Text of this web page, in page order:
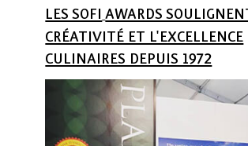
LES SOFI AWARDS
CRÉATIVITÉ ET L'EXCELLENCE
CULINAIRES DEPUIS 1972